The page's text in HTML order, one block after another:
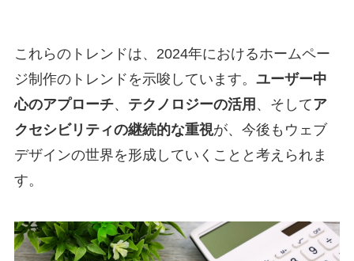
これらのトレンドは、2024年におけるホームペー
ジ制作のトレンドを示唆しています。 ユーザー中
心のアプローチ、 テクノロジーの活用 、そしてア
クセシビリティの継続的な重視が、今後もウェブ
デザインの世界を形成していくことと考えられま
す。